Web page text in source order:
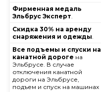
Фирменная медаль
Эльбрус Эксперт.
Скидка 30% на аренду
снаряжения и одежды.
Все подъемы и спуски на
канатной дороге на
Эльбрусе. В случае
отключения канатной
дороги на Эльбрусе,
подъем и спуск на машинах